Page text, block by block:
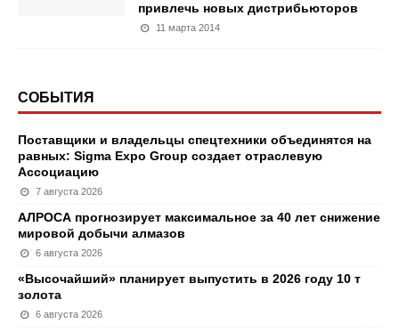
привлечь новых дистрибьюторов
11 марта 2014
СОБЫТИЯ
Поставщики и владельцы спецтехники объединятся на
равных: Sigma Expo Group создает отраслевую
Ассоциацию
7 августа 2026
АЛРОСА прогнозирует максимальное за 40 лет снижение
мировой добычи алмазов
6 августа 2026
«Высочайший» планирует выпустить в 2026 году 10 т
золота
6 августа 2026